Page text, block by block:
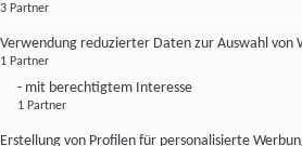
3 Partner
Verwendung reduzierter Daten zur Auswahl von
1 Partner
- mit berechtigtem Interesse
1 Partner
Erstellung von Profilen für personalisierte